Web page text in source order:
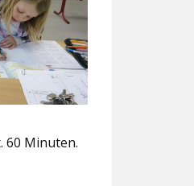
60 Minuten.